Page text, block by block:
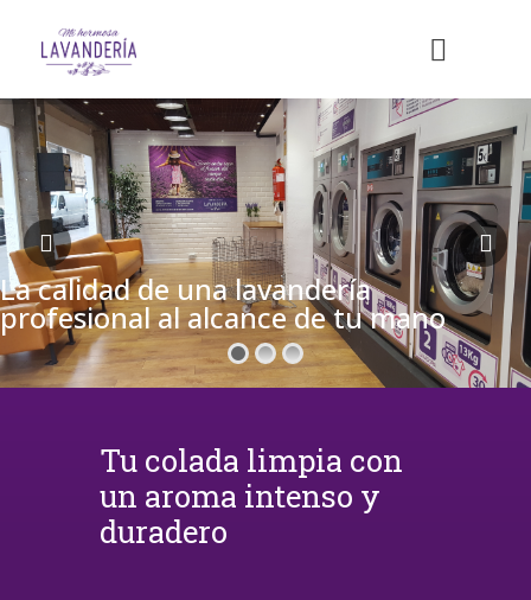
La calidad de una lavandería
profesional al alcance de tu mano
Tu colada limpia con
un aroma intenso y
duradero